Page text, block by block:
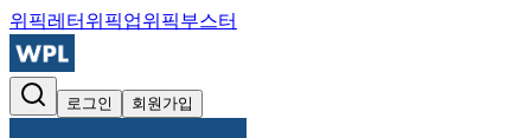
위픽레터 위픽업위픽부스터
로그인 회원가입